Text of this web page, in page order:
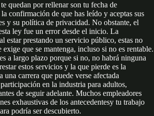
quedan por rellenar son tu fecha de
confirmación de que has leído y aceptas sus
y su política de privacidad. No obstante, el
ley fue un error desde el inicio. La
estar prestando un servicio público, estas no
exige que se mantenga, incluso si no es rentable.
a largo plazo porque si no, no habrá ninguna
estos servicios y la que pierde es la
una carrera que puede verse afectada
en la industria para adultos,
de seguir adelante. Muchos empleadores
exhaustivas de los antecedentesy tu trabajo
podría ser descubierto.